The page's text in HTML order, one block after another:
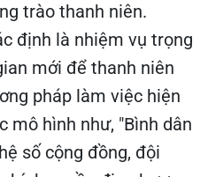
trào thanh niên.
định là nhiệm vụ trọng
mới để thanh niên
pháp làm việc hiện
mô hình như, "Bình dân
số cộng đồng, đội